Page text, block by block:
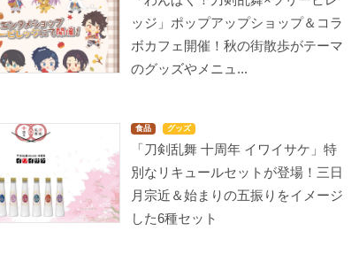
ッジ」ポップアップショップ＆コラ
ボカフェ開催！秋の街散歩がテーマ
のグッズやメニュ...
食品 グッズ
「刀剣乱舞 十周年 イワイサケ」特
別なリキュールセットが登場！三日
月宗近＆始まりの五振りをイメージ
した6種セット